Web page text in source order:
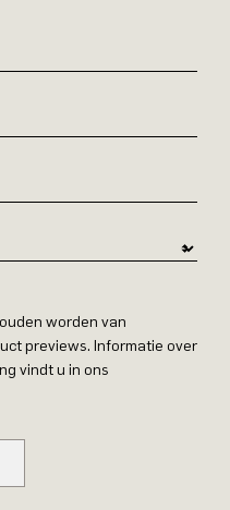
worden van
previews. Informatie over
vindt u in ons